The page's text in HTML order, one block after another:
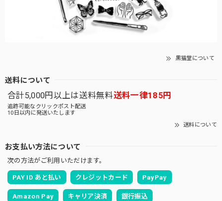
黒猫堂について
送料について
合計5,000円以上は送料無料送料一律185円
追跡可能なクリックポスト配送
10日以内に発送いたします
送料について
お支払い方法について
次の方法がご利用いただけます。
PAY ID あと払い クレジットカード PayPay
Amazon Pay キャリア決済 銀行振込